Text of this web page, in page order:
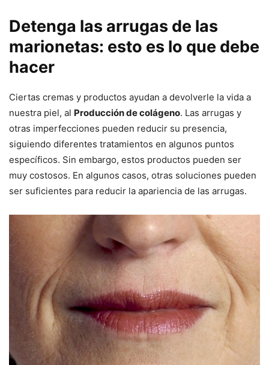
Detenga las arrugas de las
marionetas: esto es lo que debe
hacer
Ciertas cremas y productos ayudan a devolverle la vida a
nuestra piel, al Producción de colágeno. Las arrugas y
otras imperfecciones pueden reducir su presencia,
siguiendo diferentes tratamientos en algunos puntos
específicos. Sin embargo, estos productos pueden ser
muy costosos. En algunos casos, otras soluciones pueden
ser suficientes para reducir la apariencia de las arrugas.